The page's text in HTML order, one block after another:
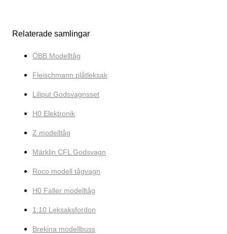
Relaterade samlingar
ÖBB Modelltåg
Fleischmann plåtleksak
Liliput Godsvagnsset
H0 Elektronik
Z modelltåg
Märklin CFL Godsvagn
Roco modell tågvagn
H0 Faller modelltåg
1:10 Leksaksfordon
Brekina modellbuss